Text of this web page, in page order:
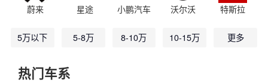
蔚来 星途 小鹏汽车 沃尔沃 特斯拉
5万以下 5-8万 8-10万 10-15万 更多
热门车系